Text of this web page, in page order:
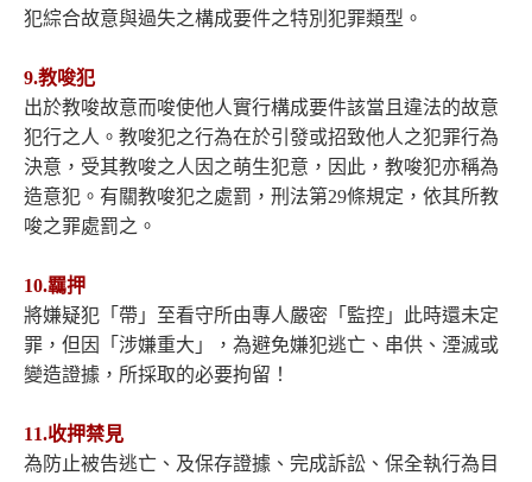
犯綜合故意與過失之構成要件之特別犯罪類型。
9.教唆犯
出於教唆故意而唆使他人實行構成要件該當且違法的故意
犯行之人。教唆犯之行為在於引發或招致他人之犯罪行為
決意，受其教唆之人因之萌生犯意，因此，教唆犯亦稱為
造意犯。有關教唆犯之處罰，刑法第29條規定，依其所教
唆之罪處罰之。
10.羈押
將嫌疑犯「帶」至看守所由專人嚴密「監控」此時還未定
罪，但因「涉嫌重大」，為避免嫌犯逃亡、串供、湮滅或
變造證據，所採取的必要拘留！
11.收押禁見
為防止被告逃亡、及保存證據、完成訴訟、保全執行為目